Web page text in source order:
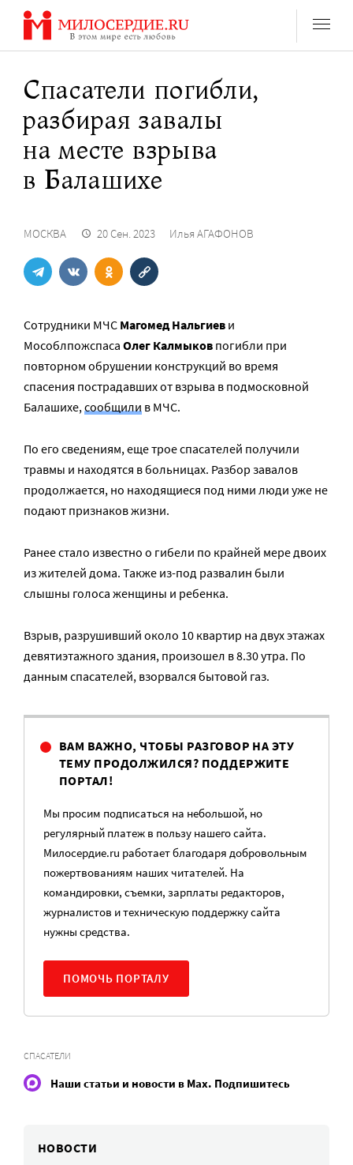
Перейти
содержанию
Спасатели погибли,
разбирая завалы
на месте взрыва
в Балашихе
МОСКВА 20 Сен. 2023 Илья АГАФОНОВ
Сотрудники МЧС Магомед Нальгиев и
Мособлпожспаса Олег Калмыков погибли при
повторном обрушении конструкций во время
спасения пострадавших от взрыва в подмосковной
Балашихе,сообщили в МЧС.
По его сведениям, еще трое спасателей получили
травмы и находятся в больницах. Разбор завалов
продолжается, но находящиеся под ними люди уже не
подают признаков жизни.
Ранее стало известно о гибели по крайней мере двоих
из жителей дома. Также из-под развалин были
слышны голоса женщины и ребенка.
Взрыв, разрушивший около 10 квартир на двух этажах
девятиэтажного здания, произошел в 8.30 утра. По
данным спасателей, взорвался бытовой газ.
ВАМ ВАЖНО, ЧТОБЫ РАЗГОВОР НА ЭТУ
ТЕМУ ПРОДОЛЖИЛСЯ? ПОДДЕРЖИТЕ
ПОРТАЛ!
Мы просим подписаться на небольшой, но
регулярный платеж в пользу нашего сайта.
Милосердие.ru работает благодаря добровольным
пожертвованиям наших читателей. На
командировки, съемки, зарплаты редакторов,
журналистов и техническую поддержку сайта
нужны средства.
ПОМОЧЬ ПОРТАЛУ
СПАСАТЕЛИ
Наши статьи и новости в Max. Подпишитесь
НОВОСТИ